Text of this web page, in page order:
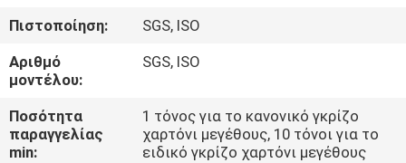
ΕΠΙΣΚΕΨΉ
ΕΡΓΟΣΤΑΣΊΟΥ
ΈΛΕΓΧΟΣ
ΠΟΙΌΤΗΤΑΣ
Πιστοποίηση:
SGS, ISO
Αριθμό
μοντέλου:
SGS, ISO
Ποσότητα
παραγγελίας
min:
1 τόνος για το κανονικό γκρίζο
χαρτόνι μεγέθους, 10 τόνοι για το
ειδικό γκρίζο χαρτόνι μεγέθους